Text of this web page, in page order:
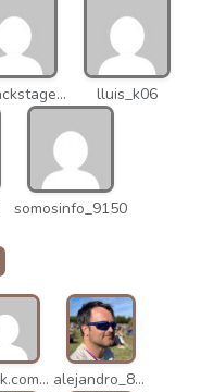
izanbackstage_14556 lluis_k06
somosinfo_9150
recipok.com_n5u alejandro_8931